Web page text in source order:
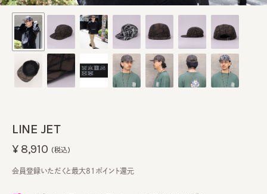
LINE JET
¥8,910 (税込)
会員登録いただくと最大81ポイント還元